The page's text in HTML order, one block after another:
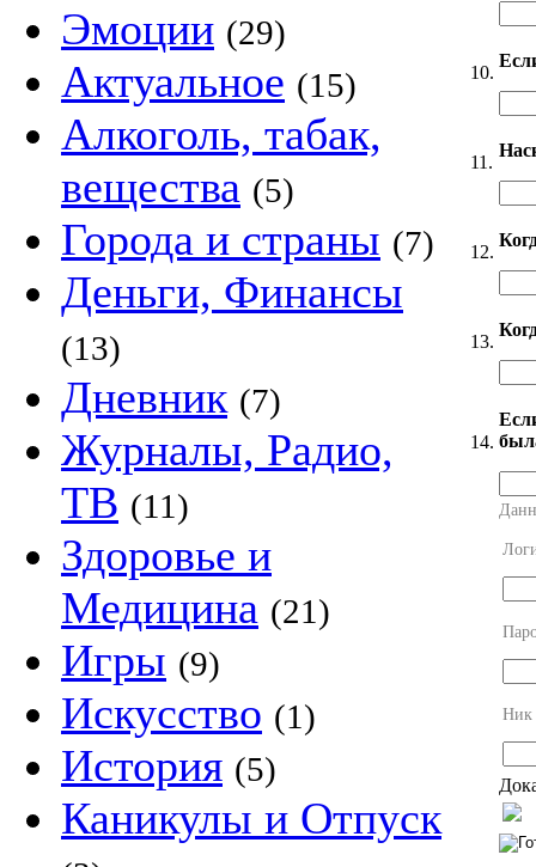
Эмоции (29)
Актуальное (15)
Алкоголь, табак,
вещества (5)
Города и страны (7)
Деньги, Финансы
(13)
Дневник (7)
Журналы, Радио,
ТВ (11)
Здоровье и
Медицина (21)
Игры (9)
Искусство (1)
История (5)
Каникулы и Отпуск
10.
11.
12.
13.
14.
Ник